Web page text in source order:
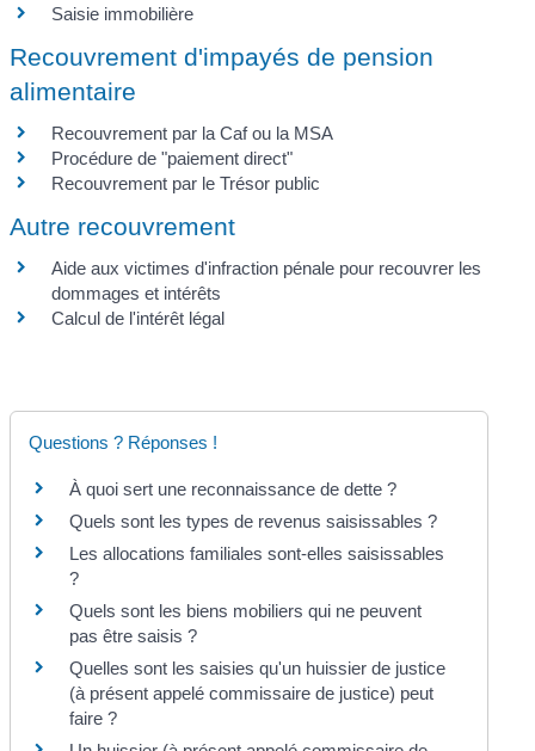
Saisie immobilière
Recouvrement d'impayés de pension
alimentaire
Recouvrement par la Caf ou la MSA
Procédure de "paiement direct"
Recouvrement par le Trésor public
Autre recouvrement
Aide aux victimes d'infraction pénale pour recouvrer les
dommages et intérêts
Calcul de l'intérêt légal
Questions ? Réponses !
À quoi sert une reconnaissance de dette ?
Quels sont les types de revenus saisissables ?
Les allocations familiales sont-elles saisissables
?
Quels sont les biens mobiliers qui ne peuvent
pas être saisis ?
Quelles sont les saisies qu'un huissier de justice
(à présent appelé commissaire de justice) peut
faire ?